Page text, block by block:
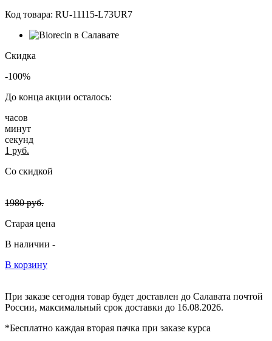
Код товара: RU-11115-L73UR7
Скидка
-100%
До конца акции осталось:
часов
минут
секунд
1 руб.
Со скидкой
1980руб.
Старая цена
В наличии -
В корзину
При заказе сегодня товар будет доставлен до Салавата почтой
России, максимальный срок доставки до 16.08.2026.
*Бесплатно каждая вторая пачка при заказе курса